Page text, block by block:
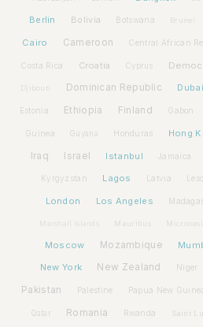
Berlin Bolivia Botswana Brunei
Cairo Cameroon Central African
Costa Rica Croatia Cyprus
Djibouti Dominican Republic Dubai
Estonia Ethiopia Finland Gabon
Guinea Guyana Honduras Hong
Iraq Israel Istanbul Jamaica
Kyrgyzstan Lagos Latvia
London Los Angeles
Mauritius Micronesia
Moscow Mozambique
New York New Zealand Niger
Pakistan Palestine Papua New
Qatar Romania Rwanda Saint